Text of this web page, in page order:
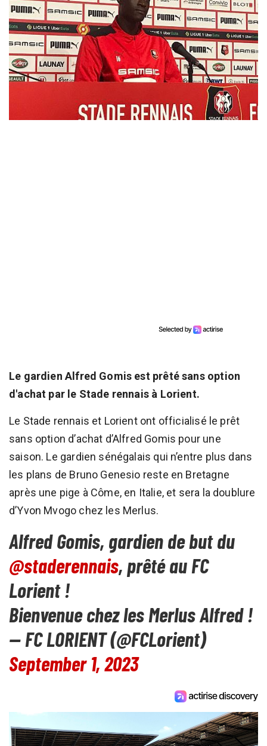
Le gardien Alfred Gomis est prêté sans option
d'achat par le Stade rennais à Lorient.
Le Stade rennais et Lorient ont officialisé le prêt
sans option d’achat d’Alfred Gomis pour une
saison. Le gardien sénégalais qui n’entre plus dans
les plans de Bruno Genesio reste en Bretagne
après une pige à Côme, en Italie, et sera la doublure
d’Yvon Mvogo chez les Merlus.
Alfred Gomis, gardien de but du
@staderennais, prêté au FC
Lorient !
Bienvenue chez les Merlus Alfred !
— FC LORIENT (@FCLorient)
September 1, 2023